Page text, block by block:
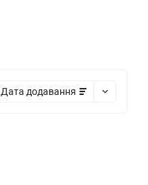
Дата додавання